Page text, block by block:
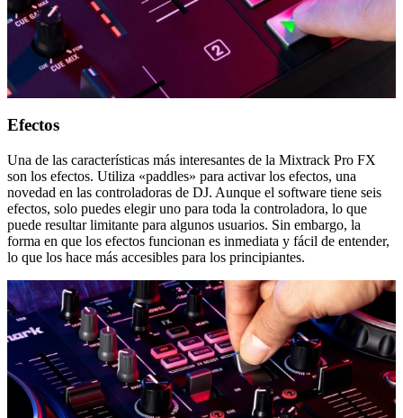
Efectos
Una de las características más interesantes de la Mixtrack Pro FX
son los efectos. Utiliza «paddles» para activar los efectos, una
novedad en las controladoras de DJ. Aunque el software tiene seis
efectos, solo puedes elegir uno para toda la controladora, lo que
puede resultar limitante para algunos usuarios. Sin embargo, la
forma en que los efectos funcionan es inmediata y fácil de entender,
lo que los hace más accesibles para los principiantes.